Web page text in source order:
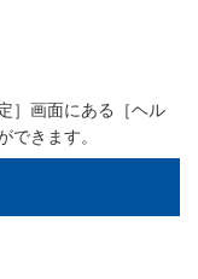
］画面にある［ヘル
できます。